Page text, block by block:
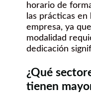
horario de
las prácticas en
empresa, ya
modalidad
dedicación
¿Qué
tienen